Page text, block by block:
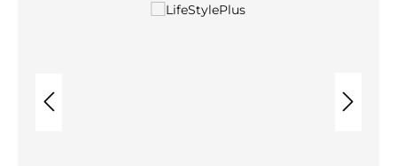
Bildergalerie überspringen